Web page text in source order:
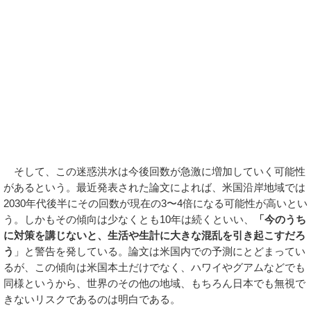
そして、この迷惑洪水は今後回数が急激に増加していく可能性
があるという。最近発表された論文によれば、米国沿岸地域では
2030年代後半にその回数が現在の3〜4倍になる可能性が高いとい
う。しかもその傾向は少なくとも10年は続くといい、
「今のうち
に対策を講じないと、生活や生計に大きな混乱を引き起こすだろ
う 」と警告を発している。論文は米国内での予測にとどまってい
るが、この傾向は米国本土だけでなく、ハワイやグアムなどでも
同様というから、世界のその他の地域、もちろん日本でも無視で
きないリスクであるのは明白である。